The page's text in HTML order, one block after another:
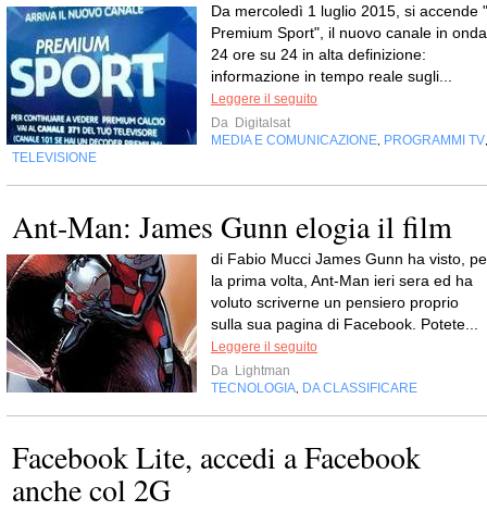
Da mercoledì 1 luglio 2015, si accende "
Premium Sport", il nuovo canale in onda
24 ore su 24 in alta definizione:
informazione in tempo reale sugli...
Leggere il seguito
Da Digitalsat
MEDIA E COMUNICAZIONE PROGRAMMI TV
TELEVISIONE
Ant-Man: James Gunn elogia il film
di Fabio Mucci James Gunn ha visto,
la prima volta, Ant-Man ieri sera ed ha
voluto scriverne un pensiero proprio
sulla sua pagina di Facebook. Potete...
Leggere il seguito
Da Lightman
TECNOLOGIA DA CLASSIFICARE
Facebook Lite, accedi a Facebook
anche col 2G